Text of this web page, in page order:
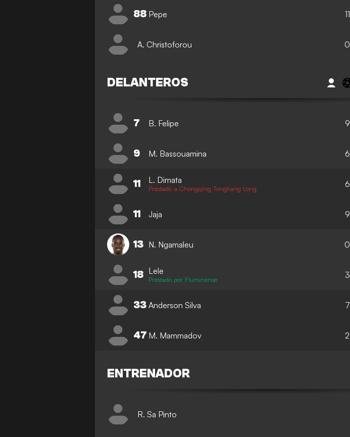
88 Pepe 11
A. Christoforou 0
DELANTEROS
7 B. Felipe 9
9 M. Bassouamina 6
11 L. Dimata
Prestado a Chongqing Tongliang Long 6
11 Jaja 9
13 N. Ngamaleu 0
18 Lele
Prestado por Fluminense 3
33 Anderson Silva 7
47 M. Mammadov 2
ENTRENADOR
R. Sa Pinto